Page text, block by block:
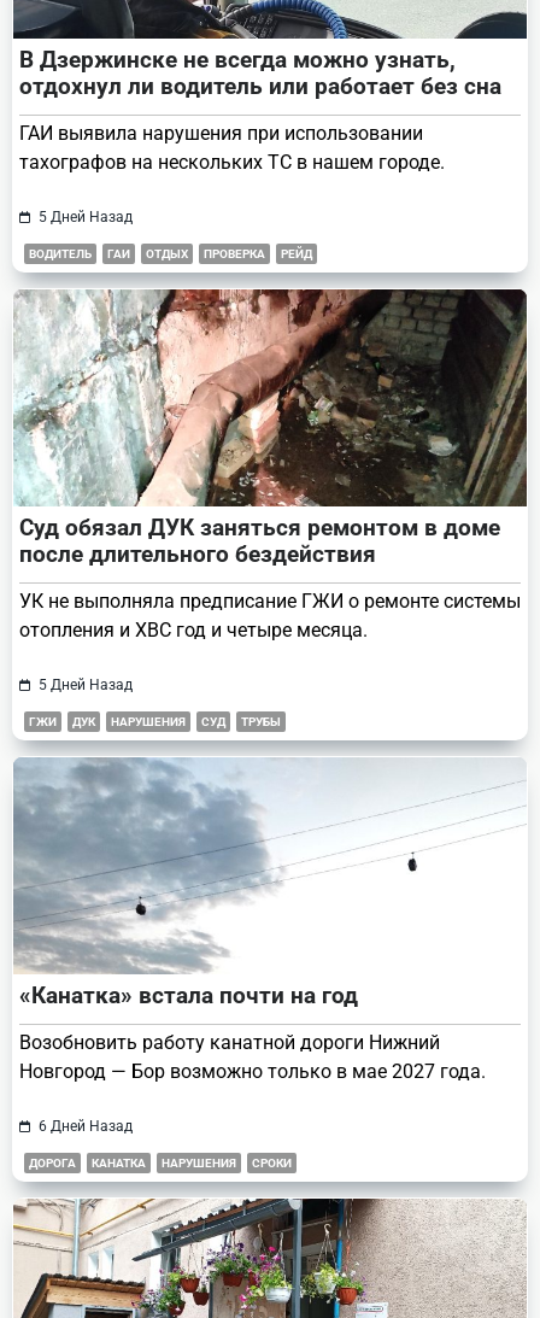
В Дзержинске не всегда можно узнать,
отдохнул ли водитель или работает без сна
ГАИ выявила нарушения при использовании
тахографов на нескольких ТС в нашем городе.
5 Дней Назад
ВОДИТЕЛЬ ГАИ ОТДЫХ ПРОВЕРКА РЕЙД
Суд обязал ДУК заняться ремонтом в доме
после длительного бездействия
УК не выполняла предписание ГЖИ о ремонте системы
отопления и ХВС год и четыре месяца.
5 Дней Назад
ГЖИ ДУК НАРУШЕНИЯ СУД ТРУБЫ
«Канатка» встала почти на год
Возобновить работу канатной дороги Нижний
Новгород — Бор возможно только в мае 2027 года.
6 Дней Назад
ДОРОГА КАНАТКА НАРУШЕНИЯ СРОКИ